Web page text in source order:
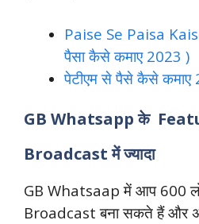
Paise Se Paisa
पैसा कैसे कमाए 2023 )
पेटीएम से पैसे कैसे कमाए
GB Whatsapp के
Broadcast में ज्यादा
GB Whatsaap में आप 600
Broadcast बना सकते हैं और